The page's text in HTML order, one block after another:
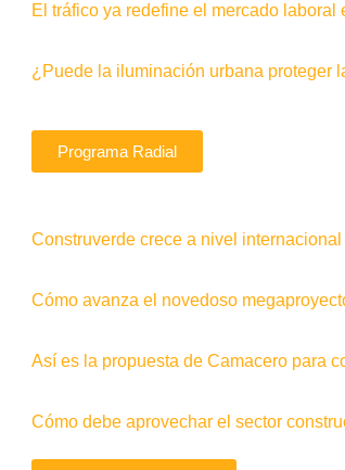
El tráfico ya redefine el mercado laboral
¿Puede la iluminación urbana proteger
Programa Radial
Construverde crece a nivel internacional
Cómo avanza el novedoso
Así es la propuesta de Camacero para
Cómo debe aprovechar el sector